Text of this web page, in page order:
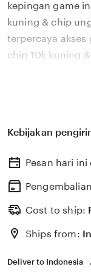
description
kepingan game
kuning & chip
terpercaya akses
chip 10k kuning
tantangan
semua bank dari
untuk
DOMINO
gunakan taktik
& chip ungu
Kebijakan
Pesan hari
Cost to ship:
Ships from:
Deliver to Indonesia